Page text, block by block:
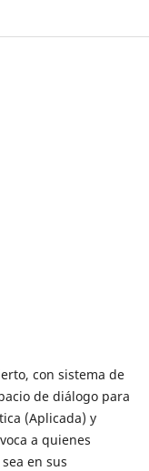
con sistema de
de diálogo para
(Aplicada) y
a quienes
en sus